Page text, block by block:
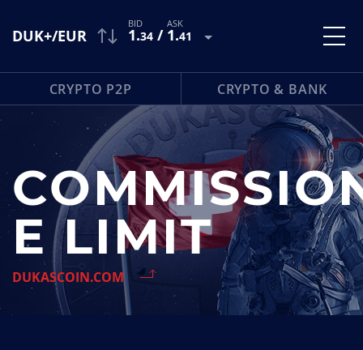
DUK+/EUR 1.34 / 1.41
CRYPTO P2P CRYPTO & BANK
DUKASCOIN.COM
E LIMIT